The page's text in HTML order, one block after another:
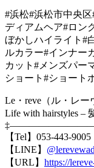
#浜松#浜松市中央
ディアムヘア#ロン
ぼかしハイライト#
ルカラー#インナー
カット#メンズパー
ショート#ショート
Le・reve（ル・レー
Life with hairstyles –
【Tel】053-443-9005
【LINE】
【URL】 https://